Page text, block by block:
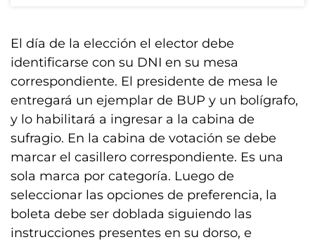
El día de la elección el elector debe
identificarse con su DNI en su mesa
correspondiente. El presidente de mesa le
entregará un ejemplar de BUP y un bolígrafo,
y lo habilitará a ingresar a la cabina de
sufragio. En la cabina de votación se debe
marcar el casillero correspondiente. Es una
sola marca por categoría. Luego de
seleccionar las opciones de preferencia, la
boleta debe ser doblada siguiendo las
instrucciones presentes en su dorso, e